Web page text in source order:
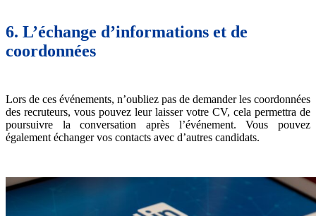
6. L’échange d’informations et de
coordonnées
Lors de ces événements, n’oubliez pas de demander les coordonnées
des recruteurs, vous pouvez leur laisser votre CV, cela permettra de
poursuivre la conversation après l’événement. Vous pouvez
également échanger vos contacts avec d’autres candidats.